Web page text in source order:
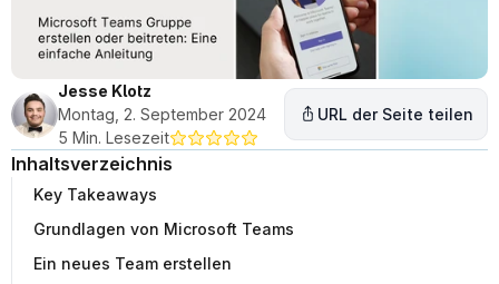
Jesse Klotz
Montag, 2. September 2024
5 Min. Lesezeit
URL der Seite teilen
Inhaltsverzeichnis
Key Takeaways
Grundlagen von Microsoft Teams
Ein neues Team erstellen